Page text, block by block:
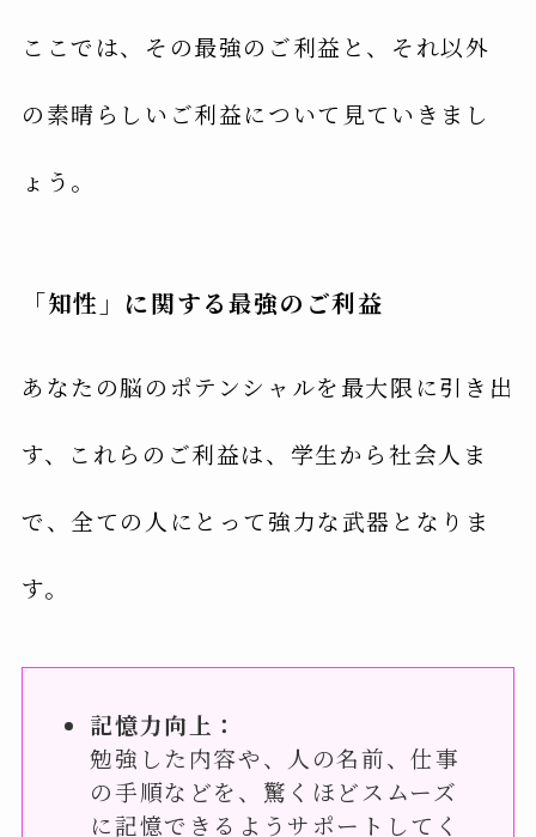
ここでは、その最強のご利益と、それ以外
の素晴らしいご利益について見ていきまし
ょう。
「知性」に関する最強のご利益
あなたの脳のポテンシャルを最大限に引き出
す、これらのご利益は、学生から社会人ま
で、全ての人にとって強力な武器となりま
す。
記憶力向上：
勉強した内容や、人の名前、仕事
の手順などを、驚くほどスムーズ
に記憶できるようサポートしてく